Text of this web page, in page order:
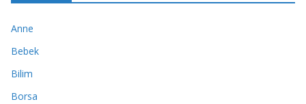
Anne
Bebek
Bilim
Borsa